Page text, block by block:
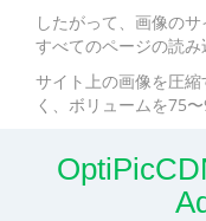
したがって、画像の
すべてのページの読み
サイト上の画像を圧
く、ボリュームを75